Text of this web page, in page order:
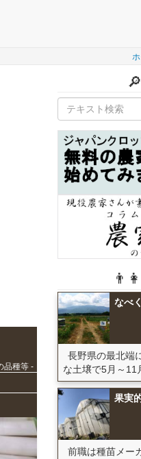
品種等 -
なべ
長野県の最北端
な土壌で5月～11
果実
前職は種苗メー